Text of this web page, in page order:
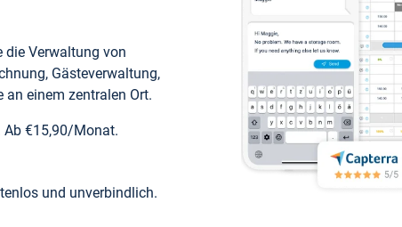
die Verwaltung von
Gästeverwaltung,
einem zentralen Ort.
Ab €15,90/Monat.
und unverbindlich.